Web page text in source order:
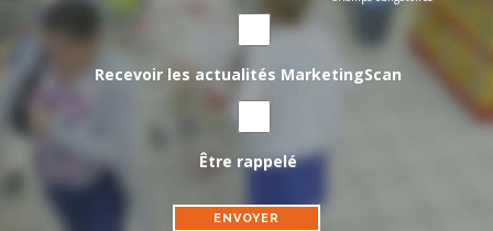
Recevoir les actualités MarketingScan
Être rappelé